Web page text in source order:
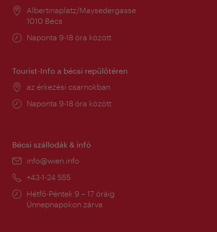
Helyszín:
Albertinaplatz/Maysedergasse
1010 Bécs
Nyitva
Naponta 9-18 óra között
Tourist-Info a bécsi repülőtéren
Helyszín:
az érkezési csarnokban
Nyitva
Naponta 9-18 óra között
Bécsi szállodák & infó
E-
info@wien.info
Telefon:
+43-1-24 555
Nyitva
tartás:
Hétfő-Péntek 9 – 17 óráig
Ünnepnapokon zárva